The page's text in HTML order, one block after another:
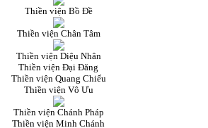
Thiền viện Bồ Đề
Thiền viện Chân Tâm
Thiền viện Diệu Nhân
Thiền viện Đại Đăng
Thiền viện Quang Chiếu
Thiền viện Vô Ưu
Thiền viện Chánh Pháp
Thiền viện Minh Chánh